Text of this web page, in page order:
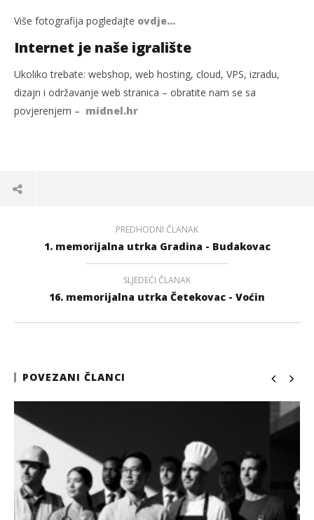
Više fotografija pogledajte ovdje…
Internet je naše igralište
Ukoliko trebate: webshop, web hosting, cloud, VPS, izradu,
dizajn i održavanje web stranica – obratite nam se sa
povjerenjem – midnel.hr
PREDHODNI ČLANAK
1. memorijalna utrka Gradina - Budakovac
SLJEDEĆI ČLANAK
16. memorijalna utrka Četekovac - Voćin
POVEZANI ČLANCI